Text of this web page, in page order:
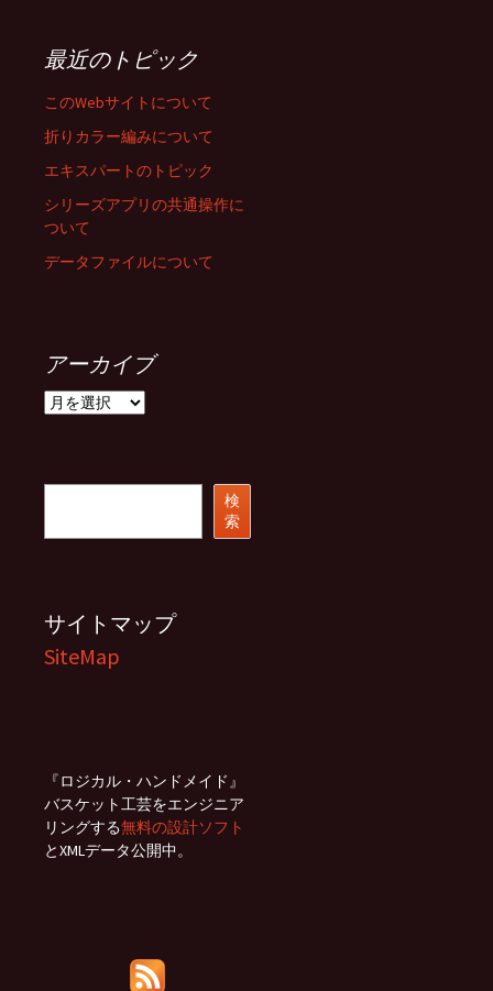
最近のトピック
このWebサイトについて
折りカラー編みについて
エキスパートのトピック
シリーズアプリの共通操作に
ついて
データファイルについて
アーカイブ
ア
検
索
サイトマップ
SiteMap
『ロジカル・ハンドメイド』
バスケット工芸をエンジニア
リングする無料の設計ソフト
とXMLデータ公開中。